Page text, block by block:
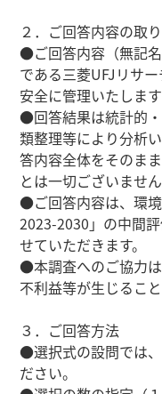
２．ご回答内容の取
●ご回答内容（無記
である三菱UFJリサ
安全に管理いたします
●回答結果は統計的
類整理等により分析
答内容全体をそのま
とは一切ございません
●ご回答内容は、環
2023-2030」の中間
せていただきます。
●本調査へのご協力
不利益等が生じるこ
３．ご回答方法
●選択式の設問では
ださい。